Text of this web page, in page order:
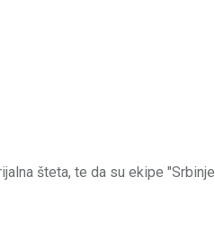
šteta, te da su ekipe "Srbinje